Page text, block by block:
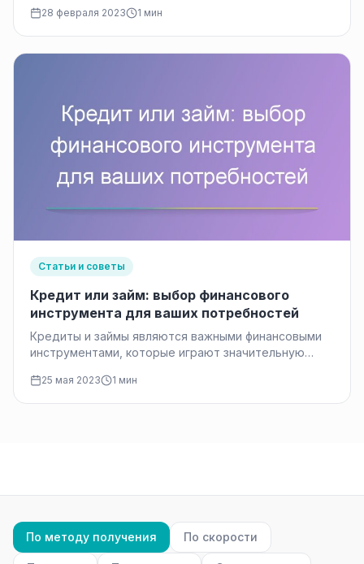
28 февраля 2023 1 мин
Статьи и советы
Кредит или займ: выбор финансового
инструмента для ваших потребностей
Кредиты и займы являются важными финансовыми
инструментами, которые играют значительную
людям и…
25 мая 2023 1 мин
По методу получения По скорости